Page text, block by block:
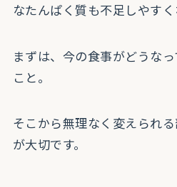
なたんぱく質も不足しやすく
まずは、今の食事がどうな
こと。
そこから無理なく変えられ
が大切です。